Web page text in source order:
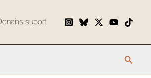
Dona’ns suport
Cerca